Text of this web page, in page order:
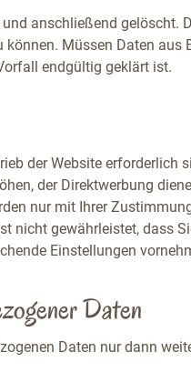
anschließend gelöscht.
Müssen Daten aus
endgültig geklärt ist.
der Website erforderlich
der Direktwerbung
nur mit Ihrer
nicht gewährleistet, dass
Einstellungen
Daten
Daten nur dann